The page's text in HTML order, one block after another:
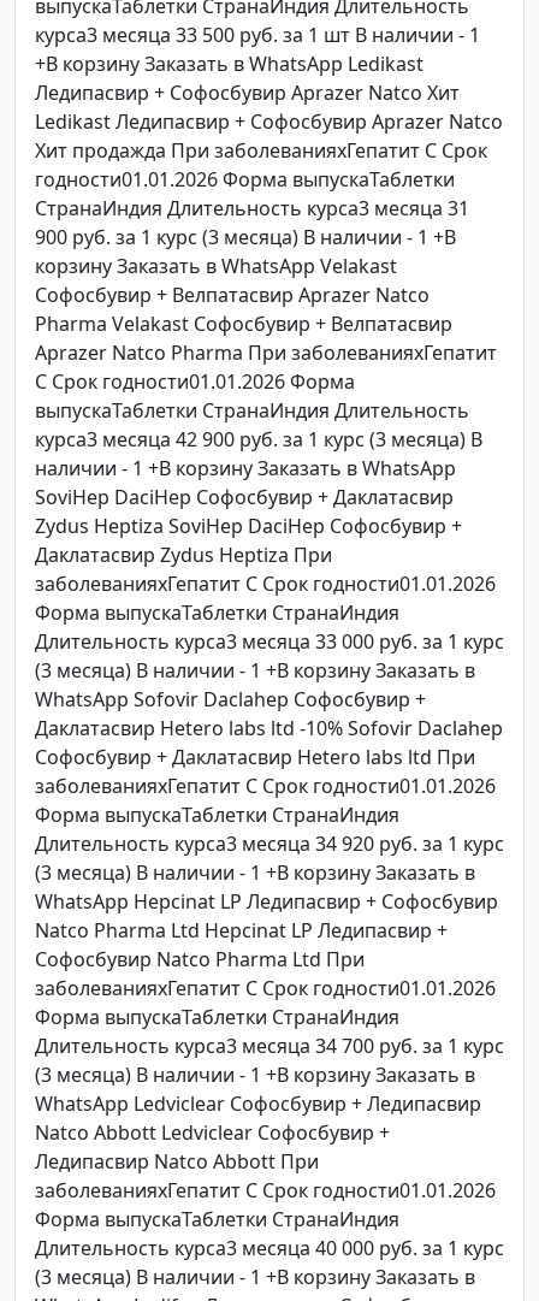
выпускаТаблетки СтранаИндия Длительность
курса3 месяца 33 500 руб. за 1 шт В наличии - 1
+В корзину Заказать в WhatsApp Ledikast
Ледипасвир + Софосбувир Aprazer Natco Хит
Ledikast Ледипасвир + Софосбувир Aprazer Natco
Хит продажда При заболеванияхГепатит C Срок
годности01.01.2026 Форма выпускаТаблетки
СтранаИндия Длительность курса3 месяца 31
900 руб. за 1 курс (3 месяца) В наличии - 1 +В
корзину Заказать в WhatsApp Velakast
Софосбувир + Велпатасвир Aprazer Natco
Pharma Velakast Софосбувир + Велпатасвир
Aprazer Natco Pharma При заболеванияхГепатит
C Срок годности01.01.2026 Форма
выпускаТаблетки СтранаИндия Длительность
курса3 месяца 42 900 руб. за 1 курс (3 месяца) В
наличии - 1 +В корзину Заказать в WhatsApp
SoviHep DaciHep Софосбувир + Даклатасвир
Zydus Heptiza SoviHep DaciHep Софосбувир +
Даклатасвир Zydus Heptiza При
заболеванияхГепатит C Срок годности01.01.2026
Форма выпускаТаблетки СтранаИндия
Длительность курса3 месяца 33 000 руб. за 1 курс
(3 месяца) В наличии - 1 +В корзину Заказать в
WhatsApp Sofovir Daclahep Софосбувир +
Даклатасвир Hetero labs ltd -10% Sofovir Daclahep
Софосбувир + Даклатасвир Hetero labs ltd При
заболеванияхГепатит C Срок годности01.01.2026
Форма выпускаТаблетки СтранаИндия
Длительность курса3 месяца 34 920 руб. за 1 курс
(3 месяца) В наличии - 1 +В корзину Заказать в
WhatsApp Hepcinat LP Ледипасвир + Софосбувир
Natco Pharma Ltd Hepcinat LP Ледипасвир +
Софосбувир Natco Pharma Ltd При
заболеванияхГепатит C Срок годности01.01.2026
Форма выпускаТаблетки СтранаИндия
Длительность курса3 месяца 34 700 руб. за 1 курс
(3 месяца) В наличии - 1 +В корзину Заказать в
WhatsApp Ledviclear Софосбувир + Ледипасвир
Natco Abbott Ledviclear Софосбувир +
Ледипасвир Natco Abbott При
заболеванияхГепатит C Срок годности01.01.2026
Форма выпускаТаблетки СтранаИндия
Длительность курса3 месяца 40 000 руб. за 1 курс
(3 месяца) В наличии - 1 +В корзину Заказать в